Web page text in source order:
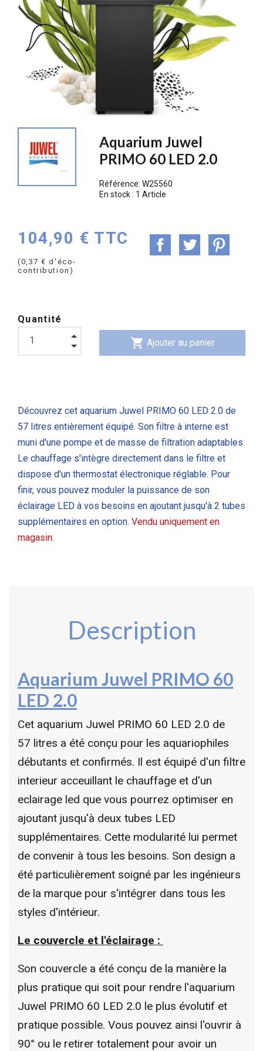
Aquarium Juwel
PRIMO 60 LED 2.0
Référence:W25560
En stock : 1 Article
104,90 € TTC
(0,37 € d'éco-
contribution)
Quantité
shopping_cart Ajouter au panier
Découvrez cet aquarium Juwel PRIMO 60 LED 2.0 de
57 litres entièrement équipé. Son filtre à interne est
muni d'une pompe et de masse de filtration adaptables.
Le chauffage s'intègre directement dans le filtre et
dispose d'un thermostat électronique réglable. Pour
finir, vous pouvez moduler la puissance de son
éclairage LED à vos besoins en ajoutant jusqu'à 2 tubes
supplémentaires en option. Vendu uniquement en
magasin.
Description
Aquarium Juwel PRIMO 60
LED 2.0
Cet aquarium Juwel PRIMO 60 LED 2.0 de
57 litres a été conçu pour les aquariophiles
débutants et confirmés. Il est équipé d'un filtre
interieur acceuillant le chauffage et d'un
eclairage led que vous pourrez optimiser en
ajoutant jusqu'à deux tubes LED
supplémentaires. Cette modularité lui permet
de convenir à tous les besoins. Son design a
été particulièrement soigné par les ingénieurs
de la marque pour s'intégrer dans tous les
styles d'intérieur.
Le couvercle et l'éclairage :
Son couvercle a été conçu de la manière la
plus pratique qui soit pour rendre l'aquarium
Juwel PRIMO 60 LED 2.0 le plus évolutif et
pratique possible. Vous pouvez ainsi l'ouvrir à
90° ou le retirer totalement pour avoir un